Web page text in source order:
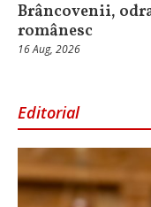
Brâncovenii,
românesc
16 Aug, 2026
Editorial